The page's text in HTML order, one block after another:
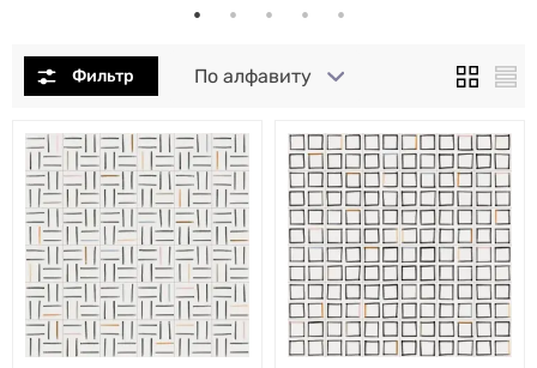
По алфавиту